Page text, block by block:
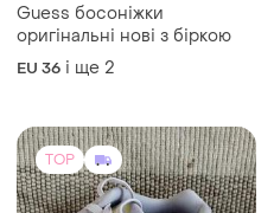
Guess босоніжки
оригінальні нові з біркою
EU 36 і ще 2
TOP